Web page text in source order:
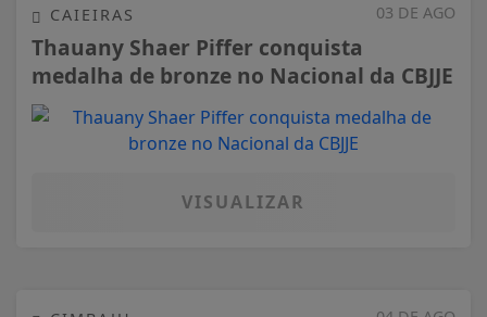
03 DE AGO
CAIEIRAS
Thauany Shaer Piffer conquista
medalha de bronze no Nacional da CBJJE
VISUALIZAR